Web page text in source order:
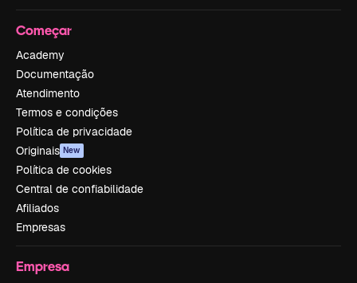
Começar
Academy
Documentação
Atendimento
Termos e condições
Política de privacidade
Originais New
Política de cookies
Central de confiabilidade
Afiliados
Empresas
Empresa